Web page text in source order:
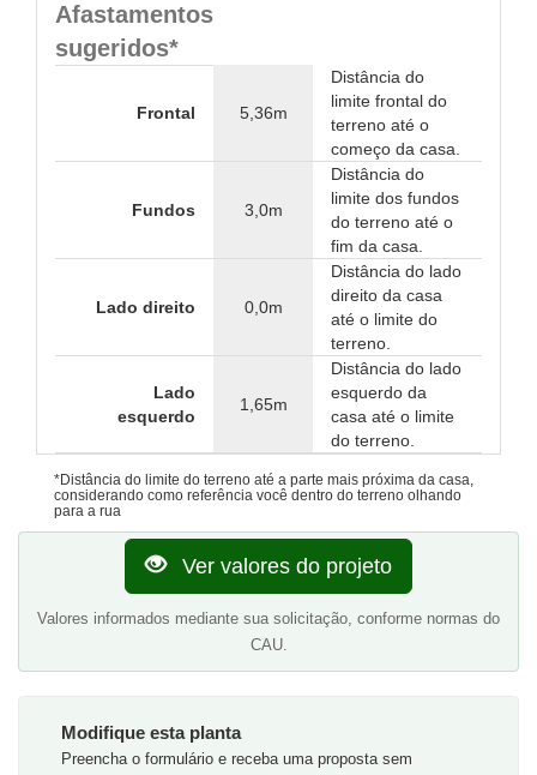
Afastamentos
sugeridos*
Frontal 5,36m
Distância do
limite frontal do
terreno até o
começo da casa.
Fundos 3,0m
Distância do
limite dos fundos
do terreno até o
fim da casa.
Lado direito 0,0m
Distância do lado
direito da casa
até o limite do
terreno.
Lado
esquerdo
1,65m
Distância do lado
esquerdo da
casa até o limite
do terreno.
*Distância do limite do terreno até a parte mais próxima da casa,
considerando como referência você dentro do terreno olhando
para a rua
Ver valores do projeto
Valores informados mediante sua solicitação, conforme normas do
CAU.
Modifique esta planta
Preencha o formulário e receba uma proposta sem